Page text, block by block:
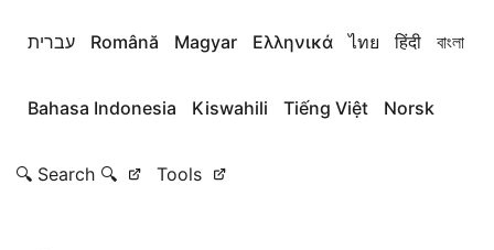
עברית Română Magyar Ελληνικά ไทย हिंदी বাংলা
Bahasa Indonesia Kiswahili Tiếng Việt Norsk
🔍 Search 🔍 Tools